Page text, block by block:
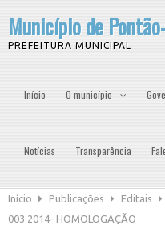
Município de
PREFEITURA MUNICIPAL
Início O município
Notícias Transparência
Início Publicações Editais
003.2014- HOMOLOGAÇÃO